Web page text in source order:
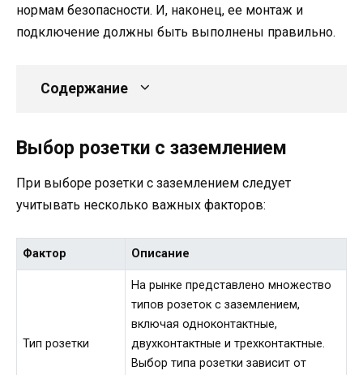
нормам безопасности. И, наконец, ее монтаж и
подключение должны быть выполнены правильно.
Содержание
Выбор розетки с заземлением
При выборе розетки с заземлением следует
учитывать несколько важных факторов:
Фактор Описание
Тип розетки
На рынке представлено множество
типов розеток с заземлением,
включая одноконтактные,
двухконтактные и трехконтактные.
Выбор типа розетки зависит от